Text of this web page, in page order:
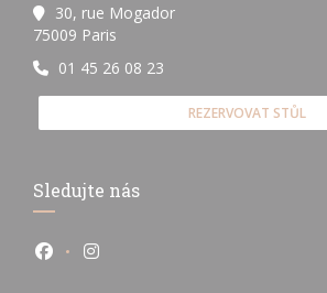
30, rue Mogador
75009 Paris
01 45 26 08 23
REZERVOVAT STŮL
Sledujte nás
Facebook ((otevře se v novém
Instagram ((otevře se v